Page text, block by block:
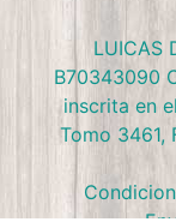
LUICAS
B70343090
inscrita en
Tomo 3461,